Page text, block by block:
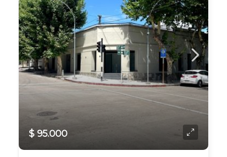
$ 95.000